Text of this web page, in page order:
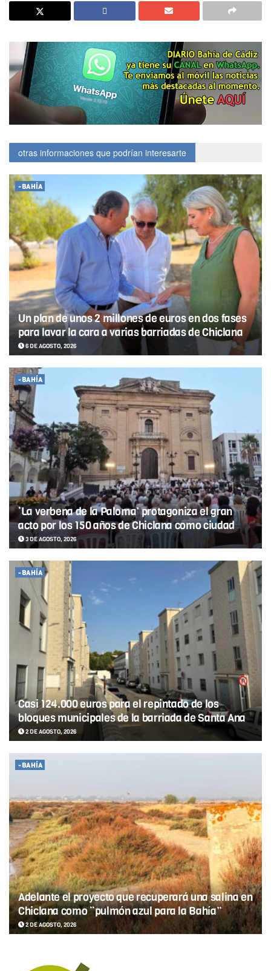
otras informaciones que podrían interesarte
-BAHÍA
Un plan de unos 2 millones de euros en dos fases
para lavar la cara a varias barriadas de Chiclana
6 DE AGOSTO, 2026
-BAHÍA
‘La verbena de la Paloma’ protagoniza el gran
acto por los 150 años de Chiclana como ciudad
3 DE AGOSTO, 2026
-BAHÍA
Casi 124.000 euros para el repintado de los
bloques municipales de la barriada de Santa Ana
2 DE AGOSTO, 2026
-BAHÍA
Adelante el proyecto que recuperará una salina en
Chiclana como “pulmón azul para la Bahía”
2 DE AGOSTO, 2026